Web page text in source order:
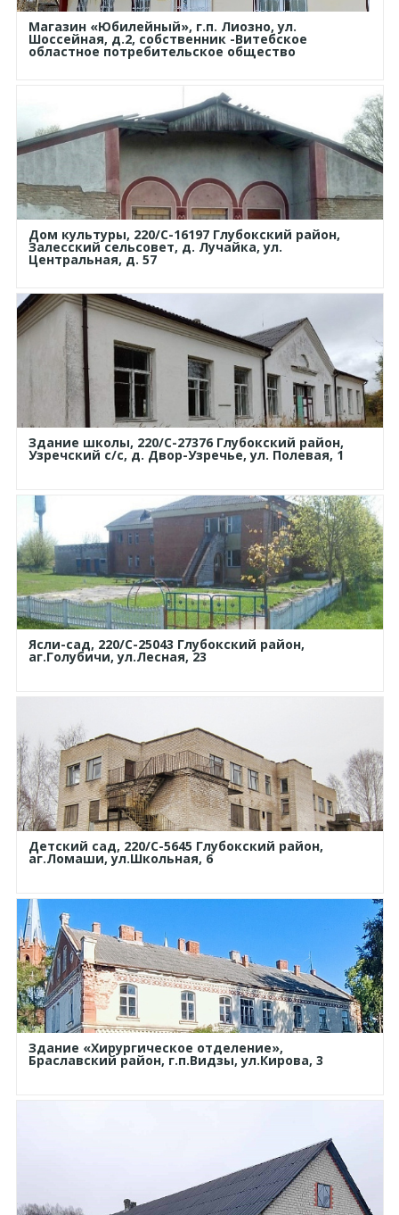
Магазин «Юбилейный», г.п. Лиозно, ул.
Шоссейная, д.2, собственник -Витебское
областное потребительское общество
Дом культуры, 220/С-16197 Глубокский район,
Залесский сельсовет, д. Лучайка, ул.
Центральная, д. 57
Здание школы, 220/C-27376 Глубокский район,
Узречский с/с, д. Двор-Узречье, ул. Полевая, 1
Ясли-сад, 220/С-25043 Глубокский район,
аг.Голубичи, ул.Лесная, 23
Детский сад, 220/С-5645 Глубокский район,
аг.Ломаши, ул.Школьная, 6
Здание «Хирургическое отделение»,
Браславский район, г.п.Видзы, ул.Кирова, 3